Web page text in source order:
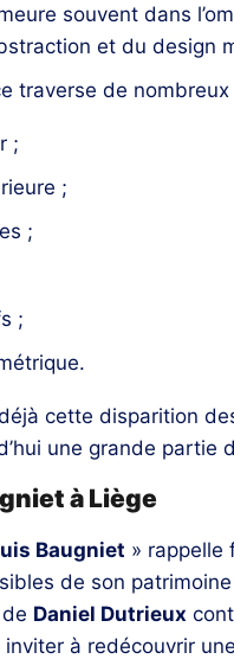
souvent dans
et du design
traverse de
;
;
;
;
cette disparition
une grande partie
à Liège
Baugniet » rappelle
de son
Daniel Dutrieux
à redécouvrir